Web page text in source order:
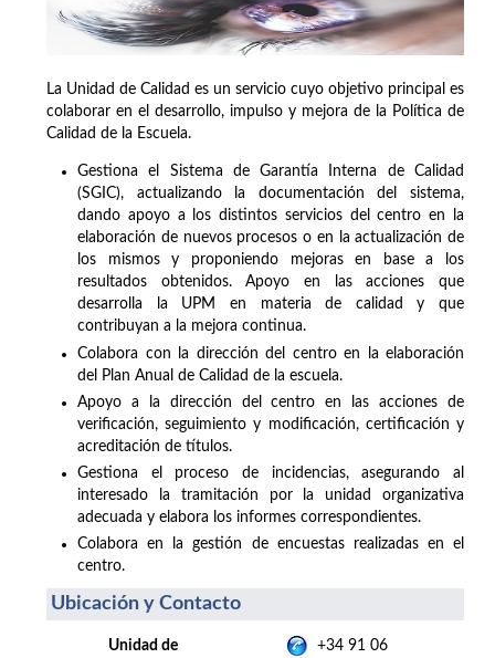
La Unidad de Calidad es un servicio cuyo objetivo principal es
colaborar en el desarrollo, impulso y mejora de la Política de
Calidad de la Escuela.
Gestiona el Sistema de Garantía Interna de Calidad
(SGIC), actualizando la documentación del sistema,
dando apoyo a los distintos servicios del centro en la
elaboración de nuevos procesos o en la actualización de
los mismos y proponiendo mejoras en base a los
resultados obtenidos. Apoyo en las acciones que
desarrolla la UPM en materia de calidad y que
contribuyan a la mejora continua.
Colabora con la dirección del centro en la elaboración
del Plan Anual de Calidad de la escuela.
Apoyo a la dirección del centro en las acciones de
verificación, seguimiento y modificación, certificación y
acreditación de títulos.
Gestiona el proceso de incidencias, asegurando al
interesado la tramitación por la unidad organizativa
adecuada y elabora los informes correspondientes.
Colabora en la gestión de encuestas realizadas en el
centro.
Ubicación y Contacto
Unidad de
+34 91 06